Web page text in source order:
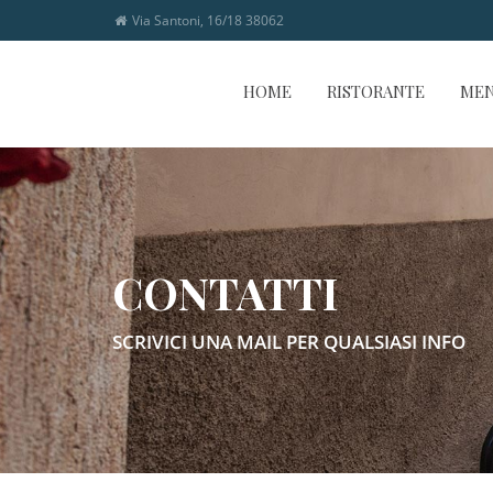
Via Santoni, 16/18 38062
HOME RISTORANTE
CONTATTI
SCRIVICI UNA MAIL PER QUALSIASI INFO